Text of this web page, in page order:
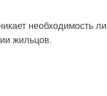
необходимость
жильцов.